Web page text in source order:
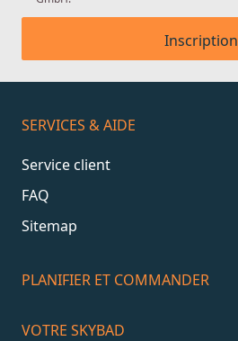
Inscription
SERVICES & AIDE
Service client
FAQ
Sitemap
PLANIFIER ET COMMANDER
VOTRE SKYBAD